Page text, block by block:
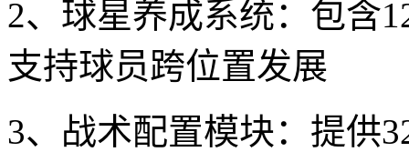
2、球星养成系统：包含
支持球员跨位置发展
3、战术配置模块：提供